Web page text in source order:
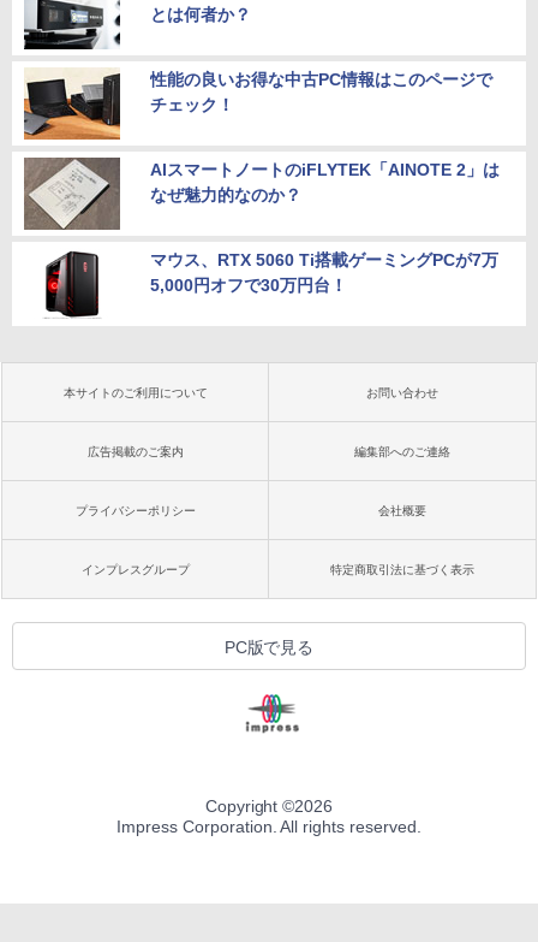
とは何者か？
性能の良いお得な中古PC情報はこのページで
チェック！
AIスマートノートのiFLYTEK「AINOTE 2」は
なぜ魅力的なのか？
マウス、RTX 5060 Ti搭載ゲーミングPCが7万
5,000円オフで30万円台！
本サイトのご利用について お問い合わせ
広告掲載のご案内 編集部へのご連絡
プライバシーポリシー 会社概要
インプレスグループ 特定商取引法に基づく表示
PC版で見る
Copyright ©2026
Impress Corporation. All rights reserved.